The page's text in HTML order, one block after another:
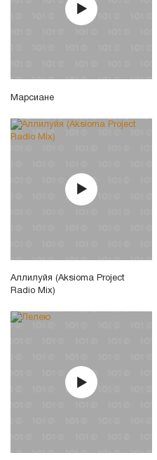
Марсиане
Аллилуйя (Aksioma Project
Radio Mix)